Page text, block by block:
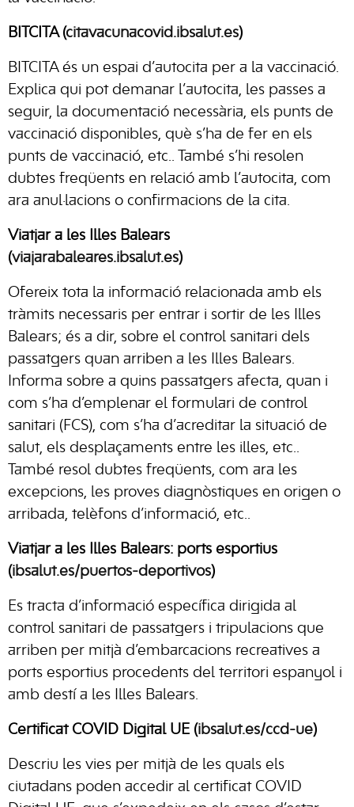
BITCITA (citavacunacovid.ibsalut.es)
BITCITA és un espai d’autocita per a la vaccinació.
Explica qui pot demanar l’autocita, les passes a
seguir, la documentació necessària, els punts de
vaccinació disponibles, què s’ha de fer en els
punts de vaccinació, etc.. També s’hi resolen
dubtes freqüents en relació amb l’autocita, com
ara anul·lacions o confirmacions de la cita.
Viatjar a les Illes Balears
(viajarabaleares.ibsalut.es)
Ofereix tota la informació relacionada amb els
tràmits necessaris per entrar i sortir de les Illes
Balears; és a dir, sobre el control sanitari dels
passatgers quan arriben a les Illes Balears.
Informa sobre a quins passatgers afecta, quan i
com s’ha d’emplenar el formulari de control
sanitari (FCS), com s’ha d’acreditar la situació de
salut, els desplaçaments entre les illes, etc..
També resol dubtes freqüents, com ara les
excepcions, les proves diagnòstiques en origen o
arribada, telèfons d’informació, etc..
Viatjar a les Illes Balears: ports esportius
(ibsalut.es/puertos-deportivos)
Es tracta d’informació específica dirigida al
control sanitari de passatgers i tripulacions que
arriben per mitjà d’embarcacions recreatives a
ports esportius procedents del territori espanyol i
amb destí a les Illes Balears.
Certificat COVID Digital UE (ibsalut.es/ccd-ue)
Descriu les vies per mitjà de les quals els
ciutadans poden accedir al certificat COVID